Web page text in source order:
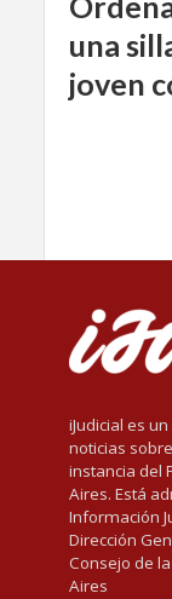
una
joven
iJudicial es
noticias
instancia del
Aires. Está
Información
Dirección
Consejo de
Aires